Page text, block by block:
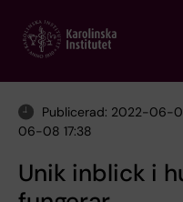
main
Publicerad: 2022-06-
06-08 17:38
Unik inblick i